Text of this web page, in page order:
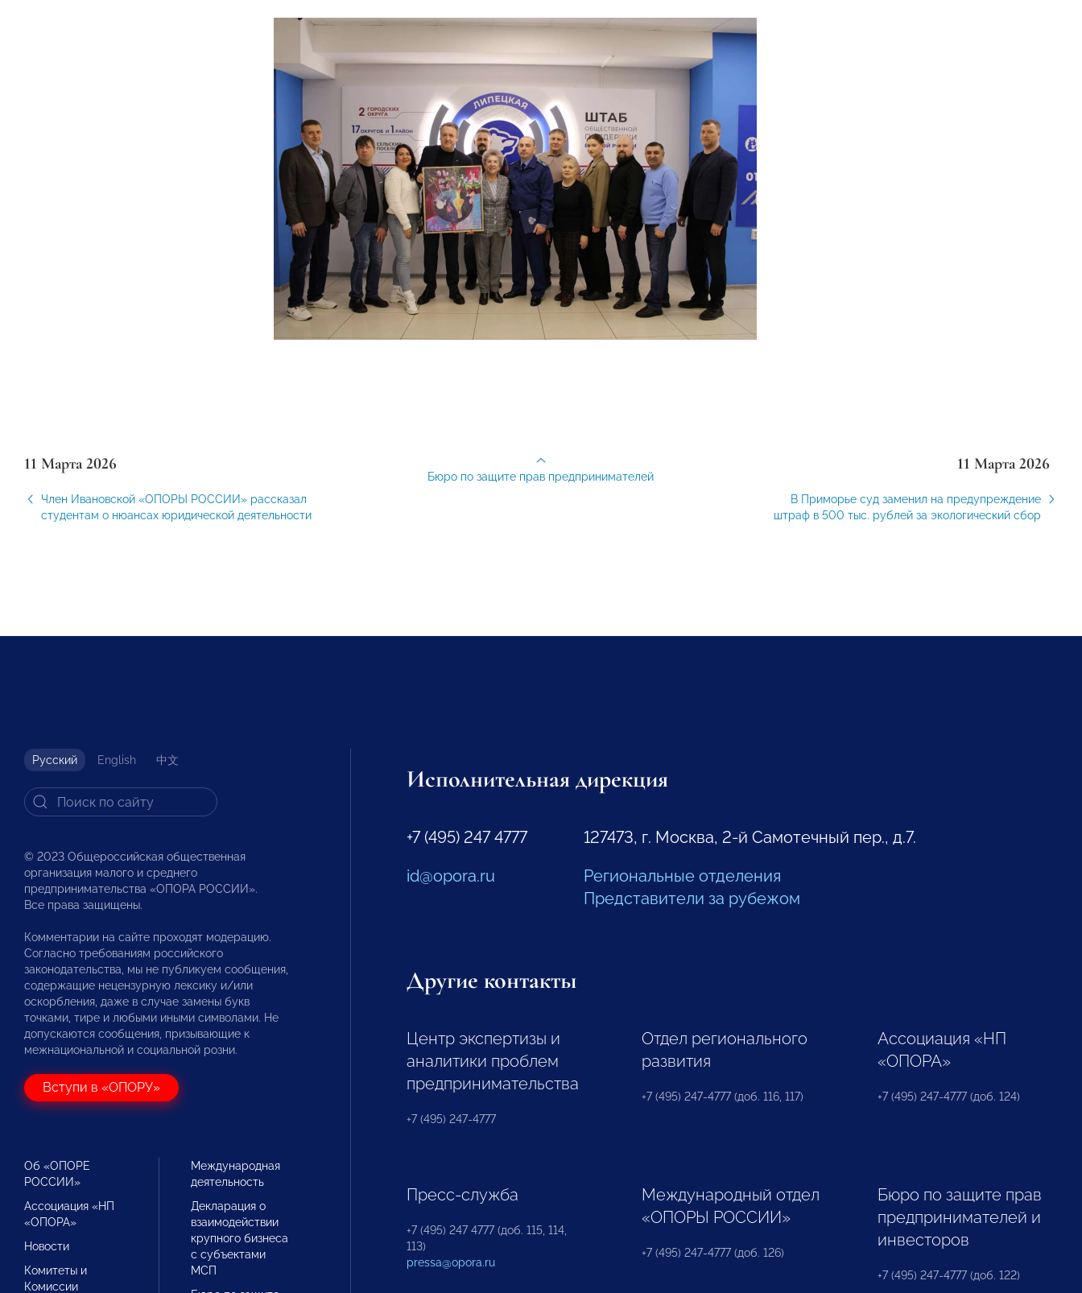
11 Марта 2026
Член Ивановской «ОПОРЫ РОССИИ» рассказал
студентам о нюансах юридической деятельности
11 Марта 2026
В Приморье суд заменил на предупреждение
штраф в 500 тыс. рублей за экологический сбор
Бюро по защите прав предпринимателей
Русский English 中文
© 2023 Общероссийская общественная
организация малого и среднего
предпринимательства «ОПОРА РОССИИ».
Все права защищены.
Комментарии на сайте проходят модерацию.
Согласно требованиям российского
законодательства, мы не публикуем сообщения,
содержащие нецензурную лексику и/или
оскорбления, даже в случае замены букв
точками, тире и любыми иными символами. Не
допускаются сообщения, призывающие к
межнациональной и социальной розни.
Вступи в «ОПОРУ»
Об «ОПОРЕ
РОССИИ»
Ассоциация «НП
«ОПОРА»
Новости
Комитеты и
Комиссии
Международная
деятельность
Декларация о
взаимодействии
крупного бизнеса
с субъектами
МСП
Исполнительная дирекция
+7 (495) 247 4777
id@opora.ru
127473, г. Москва, 2-й Самотечный пер., д.7.
Региональные отделения
Представители за рубежом
Другие контакты
Центр экспертизы и
аналитики проблем
предпринимательства
+7 (495) 247-4777
Отдел регионального
развития
+7 (495) 247-4777 (доб. 116, 117)
Ассоциация «НП
«ОПОРА»
+7 (495) 247-4777 (доб. 124)
Пресс-служба
+7 (495) 247 4777 (доб. 115, 114,
113)
pressa@opora.ru
Международный отдел
«ОПОРЫ РОССИИ»
+7 (495) 247-4777 (доб. 126)
Бюро по защите прав
предпринимателей и
инвесторов
+7 (495) 247-4777 (доб. 122)